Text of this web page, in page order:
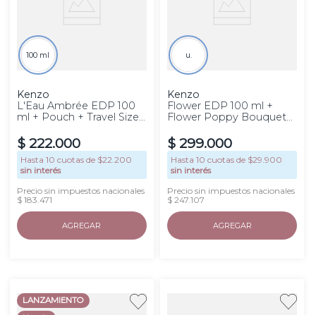
100 ml
Kenzo
L'Eau Ambrée EDP 100
ml + Pouch + Travel Size
$ 222.000
Hasta 10 cuotas de $22.200
sin interés
Precio sin impuestos nacionales
$ 183.471
AGREGAR
u.
Kenzo
Flower EDP 100 ml +
Flower Poppy Bouquet
$ 299.000
Hasta10 cuotas de $29.900
sin interés
Precio sin impuestos nacionales
$ 247.107
AGREGAR
LANZAMIENTO